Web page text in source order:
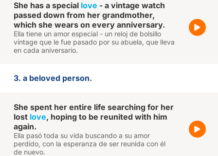
She has a special love - a vintage watch
passed down from her grandmother,
which she wears on every anniversary.
Ella tiene un amor especial - un reloj de bolsillo
vintage que le fue pasado por su abuela, que lleva
en cada aniversario.
3. a beloved person.
She spent her entire life searching for her
lost love, hoping to be reunited with him
again.
Ella pasó toda su vida buscando a su amor
perdido, con la esperanza de ser reunida con él
de nuevo.